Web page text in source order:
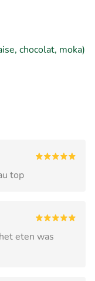
chocolat, moka)
top
eten was